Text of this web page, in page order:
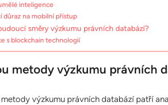
inteligence
důraz na mobilní přístup
směry výzkumu právních databází?
s blockchain technologií
metody výzkumu právních
výzkumu právních databází patří